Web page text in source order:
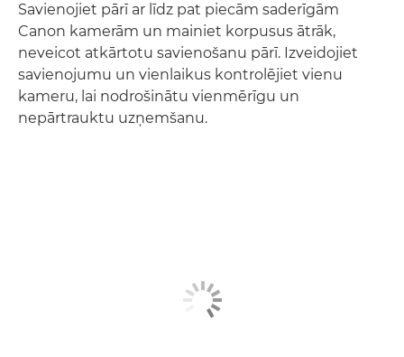
Savienojiet pārī ar līdz pat piecām saderīgām
Canon kamerām un mainiet korpusus ātrāk,
neveicot atkārtotu savienošanu pārī. Izveidojiet
savienojumu un vienlaikus kontrolējiet vienu
kameru, lai nodrošinātu vienmērīgu un
nepārtrauktu uzņemšanu.